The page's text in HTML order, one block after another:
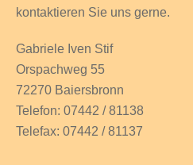
kontaktieren Sie uns gerne.
Gabriele Iven Stif
Orspachweg 55
72270 Baiersbronn
Telefon: 07442 / 81138
Telefax: 07442 / 81137